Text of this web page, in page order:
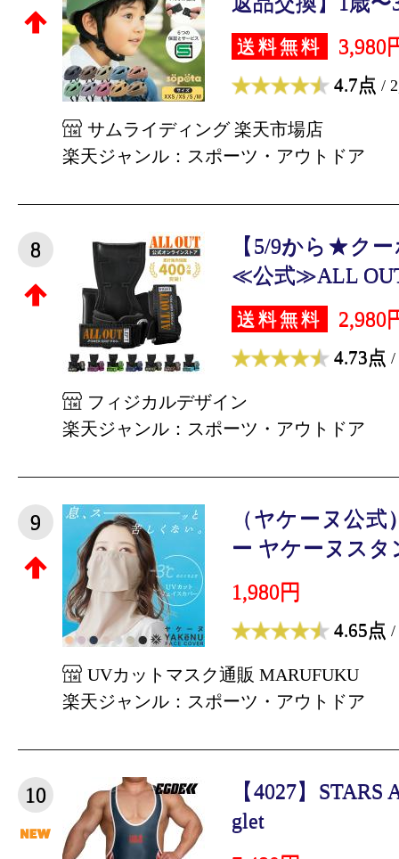
送料無料 3,980
4.7点 /
サムライディング 楽天市場店
楽天ジャンル：スポーツ・アウトドア
8
【5/9から★ク
≪公式≫ALL
送料無料 2,980
4.73点 /
フィジカルデザイン
楽天ジャンル：スポーツ・アウトドア
9
（ヤケーヌ公
ー ヤケーヌスタ
1,980円
4.65点 /
UVカットマスク通販 MARUFUKU
楽天ジャンル：スポーツ・アウトドア
10
【4027】STARS
glet